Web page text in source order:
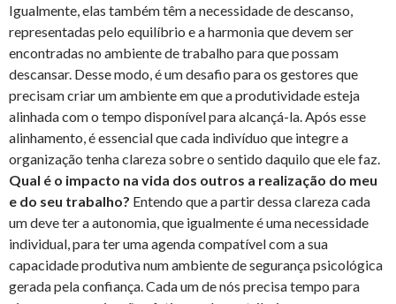
Igualmente, elas também têm a necessidade de descanso,
representadas pelo equilíbrio e a harmonia que devem ser
encontradas no ambiente de trabalho para que possam
descansar. Desse modo, é um desafio para os gestores que
precisam criar um ambiente em que a produtividade esteja
alinhada com o tempo disponível para alcançá-la. Após esse
alinhamento, é essencial que cada indivíduo que integre a
organização tenha clareza sobre o sentido daquilo que ele faz.
Qual é o impacto na vida dos outros a realização do meu
e do seu trabalho? Entendo que a partir dessa clareza cada
um deve ter a autonomia, que igualmente é uma necessidade
individual, para ter uma agenda compatível com a sua
capacidade produtiva num ambiente de segurança psicológica
gerada pela confiança. Cada um de nós precisa tempo para